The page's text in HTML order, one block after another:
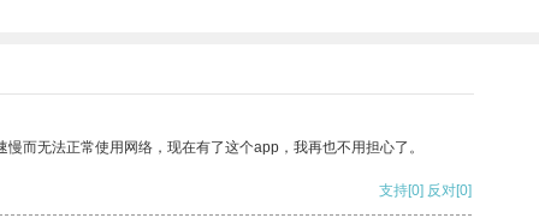
而无法正常使用网络，现在有了这个app，我再也不用担心了。
支持[0] 反对[0]